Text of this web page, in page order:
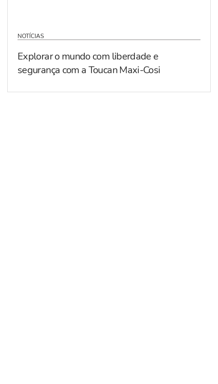
NOTÍCIAS
Explorar o mundo com liberdade e
segurança com a Toucan Maxi-Cosi